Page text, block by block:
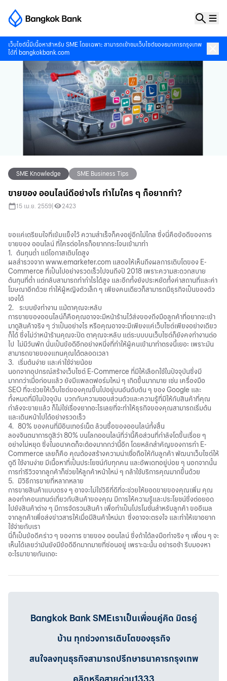
เว็บไซต์นี้มีเนื้อหาสำหรับ SME โดยเฉพาะ สามารถเข้าชมเว็บไซต์ของธนาคารกรุงเทพ
ได้ที่ bangkokbank.com
SME Knowledge SME Business Tips
ขายของ ออนไลน์ดีอย่างไร ทำไมใคร ๆ ก็อยากทำ?
15 เม.ย. 2559 2423
ขอแค่เตรียมใจที่เข้มแข็งไว้ ความสำเร็จก็คงอยู่อีกไม่ไกล ซึ่งนี่คือข้อดีของการ
ขายของ ออนไลน์ ที่ใครต่อใครก็อยากกระโจนเข้ามาทำ
1. ต้นทุนต่ำ แต่โอกาสเติบโตสูง
ผลสำรวจจากwww.emarketer.com แสดงให้เห็นถึงผลการเติบโตของ E-
Commerce ที่เป็นไปอย่างรวดเร็วไปจนถึงปี 2018 เพราะความสะดวกสบาย
ต้นทุนที่ต่ำ แต่กลับสามารถทำกำไรได้สูง และอีกทั้งยังประหยัดทั้งค่าสถานที่และค่า
โฆษณาอีกด้วย ทำให้ผู้หญิงตัวเล็ก ๆ เพียงคนเดียวก็สามารถมีธุรกิจเป็นของตัว
เองได้
2. ระบบยังทำงาน แม้ตาคุณจะหลับ
การขายของออนไลน์ก็คือคุณอาจจะมีหน้าร้านไว้ส่งของถึงมือลูกค้าที่อยากจะเข้า
มาดูสินค้าจริง ๆ ว่าเป็นอย่างไร หรือคุณอาจจะมีเพียงแค่เว็บไซต์เพียงอย่างเดียว
ก็ได้ ซึ่งไม่ว่าหน้าร้านคุณจะปิด ตาคุณจะหลับ แต่ระบบบนเว็บไซต์ก็ยังคงทำงานต่อ
ไป ไม่มีวันพัก นั่นเป็นข้อดีอีกอย่างหนึ่งที่ทำให้ผู้คนเข้ามาทำตรงนี้เยอะ เพราะมัน
สามารถขายของแทนคุณได้ตลอดเวลา
3. เริ่มต้นง่าย และค่าใช้จ่ายน้อย
นอกจากอุปกรณ์สร้างเว็บไซต์ E-Commerce ที่มีให้เลือกใช้ในปัจจุบันซึ่งมี
มากกว่าเมื่อก่อนแล้ว ยังมีแพลตฟอร์มใหม่ ๆ เกิดขึ้นมากมาย เช่น เครื่องมือ
SEO ที่จะช่วยให้เว็บไซต์ของคุณขึ้นไปอยู่บนอันดับต้น ๆ ของ Google และ
ทั้งหมดที่มีในปัจจุบัน บวกกับความชอบส่วนตัวและความรู้ที่มีให้กับสินค้าที่คุณ
กำลังจะขายแล้ว ก็ไม่ใช่เรื่องยากอะไรเลยที่จะทำให้ธุรกิจของคุณสามารถเริ่มต้น
และเดินหน้าไปได้อย่างรวดเร็ว
4. 80% ของคนที่มีอินเทอร์เน็ต ล้วนซื้อของออนไลน์ทั้งสิ้น
ลองจินตนาการดูสิว่า 80% บนโลกออนไลน์ที่ว่านี้คือส่วนที่กำลังโตขึ้นเรื่อย ๆ
อย่างไม่หยุด ซึ่งในอนาคตก็จะต้องมากกว่านี้อีก โดยหลักสำคัญของการทำ E-
Commerce เลยก็คือ คุณต้องสร้างความน่าเชื่อถือให้กับลูกค้า พัฒนาเว็บไซต์ให้
ดูดี ใช้งานง่าย มีเนื้อหาที่เป็นประโยชน์กับทุกคน และอัพเดทอยู่บ่อย ๆ นอกจากนั้น
การทำรีวิวจากลูกค้าก็ช่วยให้ลูกค้าหน้าใหม่ ๆ กล้าใช้บริการคุณมากขึ้นด้วย
5. มีวิธีการขายที่หลากหลาย
การขายสินค้าแบบตรง ๆ อาจจะไม่ใช่วิธีที่ดีที่จะช่วยให้ยอดขายของคุณเพิ่ม คุณ
ลองทำคอนเทนต์เกี่ยวกับสินค้าของคุณ มีการให้ความรู้และประโยชน์ซึ่งต่อยอด
ไปยังสินค้าต่าง ๆ มีการจัดรวมสินค้า เพื่อทำเป็นโปรโมชั่นสำหรับลูกค้า ขออีเมล
จากลูกค้าเพื่อส่งข่าวสารให้เมื่อมีสินค้าใหม่มา ซึ่งอาจจะตรงใจ และทำให้เขาอยาก
ใช้จ่ายกับเรา
นี่ก็เป็นข้อดีคร่าว ๆ ของการ ขายของ ออนไลน์ ซึ่งถ้าได้ลงมือทำจริง ๆ เพื่อน ๆ จะ
เห็นได้เลยว่ามันยังมีข้อดีอีกมากมายที่ซ่อนอยู่ เพราะฉะนั้น อย่ารอช้า รีบมองหา
อะไรมาขายกันเถอะ
Bangkok Bank SMEเราเป็นเพื่อนคู่คิด มิตรคู่
บ้าน ทุกช่วงการเติบโตของธุรกิจ
สนใจลงทุนธุรกิจสามารถปรึกษาธนาคารกรุงเทพ